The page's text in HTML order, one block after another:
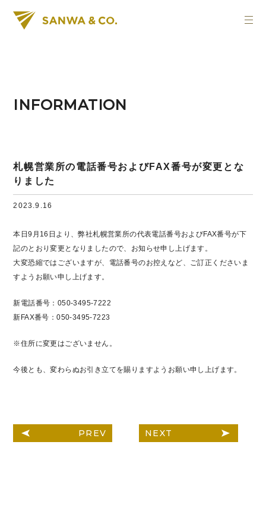
INFORMATION
札幌営業所の電話番号およびFAX番号が変更とな
りました
2023.9.16
本日9月16日より、弊社札幌営業所の代表電話番号およびFAX番号が下
記のとおり変更となりましたので、お知らせ申し上げます。
大変恐縮ではございますが、電話番号のお控えなど、ご訂正くださいま
すようお願い申し上げます。
新電話番号：050-3495-7222
新FAX番号：050-3495-7223
※住所に変更はございません。
今後とも、変わらぬお引き立てを賜りますようお願い申し上げます。
PREV NEXT